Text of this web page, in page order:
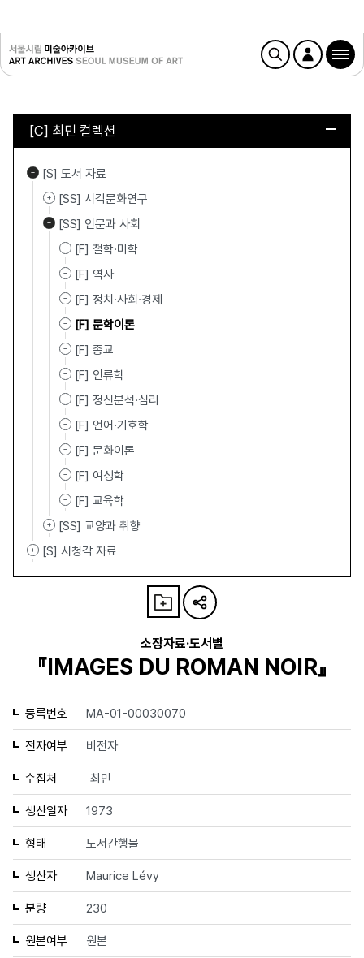
[C] 최민 컬렉션
[S] 도서 자료
[SS] 시각문화연구
[SS] 인문과 사회
[F] 철학·미학
[F] 역사
[F] 정치·사회·경제
[F] 문학이론
[F] 종교
[F] 인류학
[F] 정신분석·심리
[F] 언어·기호학
[F] 문화이론
[F] 여성학
[F] 교육학
[SS] 교양과 취향
[S] 시청각 자료
소장자료·도서별
『IMAGES DU ROMAN NOIR』
등록번호 MA-01-00030070
전자여부 비전자
수집처 최민
생산일자 1973
형태 도서간행물
생산자 Maurice Lévy
분량 230
원본여부 원본